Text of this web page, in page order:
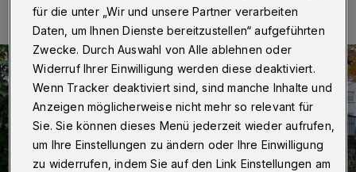
für die unter „Wir und unsere Partner verarbeiten
Daten, um Ihnen Dienste bereitzustellen“ aufgeführten
Zwecke. Durch Auswahl von Alle ablehnen oder
Widerruf Ihrer Einwilligung werden diese deaktiviert.
Wenn Tracker deaktiviert sind, sind manche Inhalte und
Anzeigen möglicherweise nicht mehr so relevant für
Sie. Sie können dieses Menü jederzeit wieder aufrufen,
um Ihre Einstellungen zu ändern oder Ihre Einwilligung
zu widerrufen, indem Sie auf den Link Einstellungen am